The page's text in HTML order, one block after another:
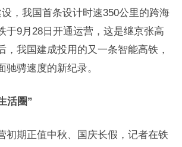
，我国首条设计时速350公里的跨海
9月28日开通运营，这是继京张高
，我国建成投用的又一条智能高铁，
驰骋速度的新纪录。
活圈”
初期正值中秋、国庆长假，记者在铁